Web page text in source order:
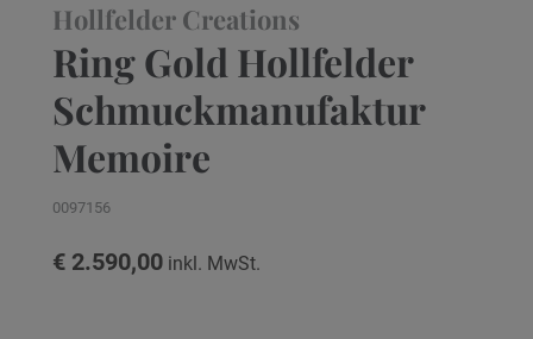
Hollfelder Creations
Ring Gold Hollfelder
Schmuckmanufaktur
Memoire
0097156
€ 2.590,00